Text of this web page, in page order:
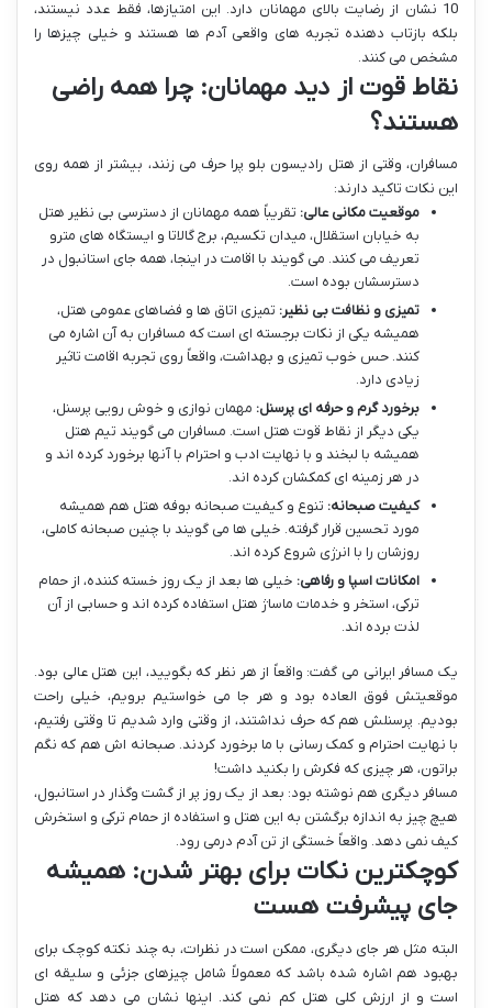
10 نشان از رضایت بالای مهمانان دارد. این امتیازها، فقط عدد نیستند،
بلکه بازتاب دهنده تجربه های واقعی آدم ها هستند و خیلی چیزها را
مشخص می کنند.
نقاط قوت از دید مهمانان: چرا همه راضی
هستند؟
مسافران، وقتی از هتل رادیسون بلو پرا حرف می زنند، بیشتر از همه روی
این نکات تاکید دارند:
موقعیت مکانی عالی: تقریباً همه مهمانان از دسترسی بی نظیر هتل
به خیابان استقلال، میدان تکسیم، برج گالاتا و ایستگاه های مترو
تعریف می کنند. می گویند با اقامت در اینجا، همه جای استانبول در
دسترسشان بوده است.
تمیزی و نظافت بی نظیر: تمیزی اتاق ها و فضاهای عمومی هتل،
همیشه یکی از نکات برجسته ای است که مسافران به آن اشاره می
کنند. حس خوب تمیزی و بهداشت، واقعاً روی تجربه اقامت تاثیر
زیادی دارد.
برخورد گرم و حرفه ای پرسنل: مهمان نوازی و خوش رویی پرسنل،
یکی دیگر از نقاط قوت هتل است. مسافران می گویند تیم هتل
همیشه با لبخند و با نهایت ادب و احترام با آنها برخورد کرده اند و
در هر زمینه ای کمکشان کرده اند.
کیفیت صبحانه: تنوع و کیفیت صبحانه بوفه هتل هم همیشه
مورد تحسین قرار گرفته. خیلی ها می گویند با چنین صبحانه کاملی،
روزشان را با انرژی شروع کرده اند.
امکانات اسپا و رفاهی: خیلی ها بعد از یک روز خسته کننده، از حمام
ترکی، استخر و خدمات ماساژ هتل استفاده کرده اند و حسابی از آن
لذت برده اند.
یک مسافر ایرانی می گفت: واقعاً از هر نظر که بگویید، این هتل عالی بود.
موقعیتش فوق العاده بود و هر جا می خواستیم برویم، خیلی راحت
بودیم. پرسنلش هم که حرف نداشتند، از وقتی وارد شدیم تا وقتی رفتیم،
با نهایت احترام و کمک رسانی با ما برخورد کردند. صبحانه اش هم که نگم
براتون، هر چیزی که فکرش را بکنید داشت!
مسافر دیگری هم نوشته بود: بعد از یک روز پر از گشت وگذار در استانبول،
هیچ چیز به اندازه برگشتن به این هتل و استفاده از حمام ترکی و استخرش
کیف نمی دهد. واقعاً خستگی از تن آدم درمی رود.
کوچکترین نکات برای بهتر شدن: همیشه
جای پیشرفت هست
البته مثل هر جای دیگری، ممکن است در نظرات، به چند نکته کوچک برای
بهبود هم اشاره شده باشد که معمولاً شامل چیزهای جزئی و سلیقه ای
است و از ارزش کلی هتل کم نمی کند. اینها نشان می دهد که هتل